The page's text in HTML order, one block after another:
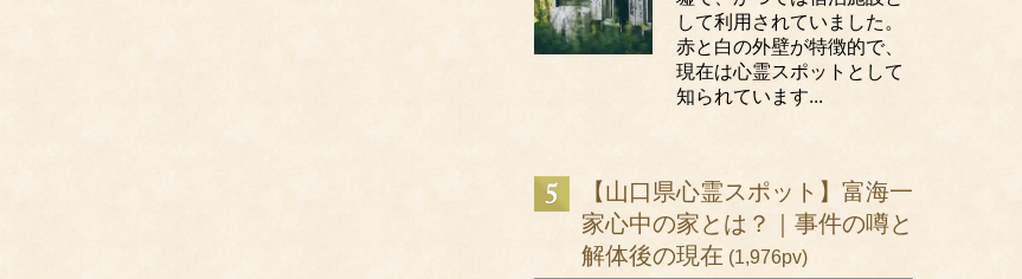
して利用されていました。
赤と白の外壁が特徴的で、
現在は心霊スポットとして
知られています...
【山口県心霊スポット】富海一
家心中の家とは？｜事件の噂と
解体後の現在 (1,976pv)